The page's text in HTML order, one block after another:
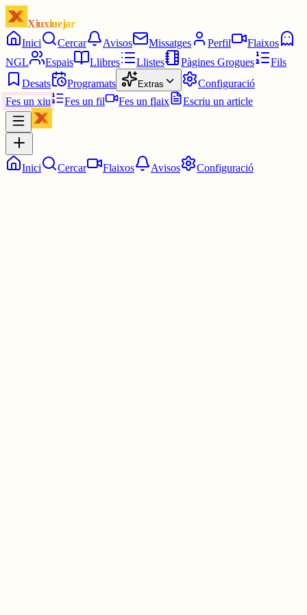
Xiuxiuejar
Inici
Cercar Avisos Missatges Perfil
Flaixos
NGL
Espais Llibres Llistes Pàgines Grogues
Fils
Desats
Programats Extras
Configuració
Fes un xiu
Fes un fil Fes un flaix Escriu un article
Inici Cercar Flaixos Avisos Configuració